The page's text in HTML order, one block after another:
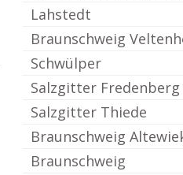
Lahstedt
Braunschweig
Schwülper
Salzgitter Fredenberg
Salzgitter Thiede
Braunschweig
Braunschweig